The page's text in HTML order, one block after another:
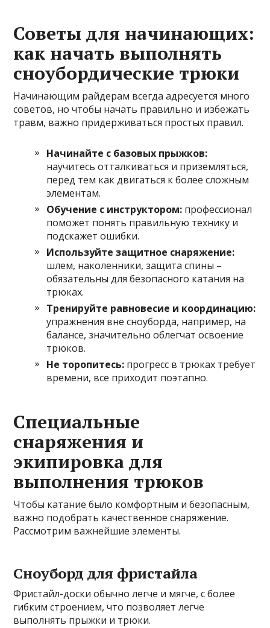
Советы для начинающих:
как начать выполнять
сноубордические трюки
Начинающим райдерам всегда адресуется много
советов, но чтобы начать правильно и избежать
травм, важно придерживаться простых правил.
Начинайте с базовых прыжков:
научитесь отталкиваться и приземляться,
перед тем как двигаться к более сложным
элементам.
Обучение с инструктором: профессионал
поможет понять правильную технику и
подскажет ошибки.
Используйте защитное снаряжение:
шлем, наколенники, защита спины –
обязательны для безопасного катания на
трюках.
Тренируйте равновесие и координацию:
упражнения вне сноуборда, например, на
балансе, значительно облегчат освоение
трюков.
Не торопитесь: прогресс в трюках требует
времени, все приходит поэтапно.
Специальные
снаряжения и
экипировка для
выполнения трюков
Чтобы катание было комфортным и безопасным,
важно подобрать качественное снаряжение.
Рассмотрим важнейшие элементы.
Сноуборд для фристайла
Фристайл-доски обычно легче и мягче, с более
гибким строением, что позволяет легче
выполнять прыжки и трюки.